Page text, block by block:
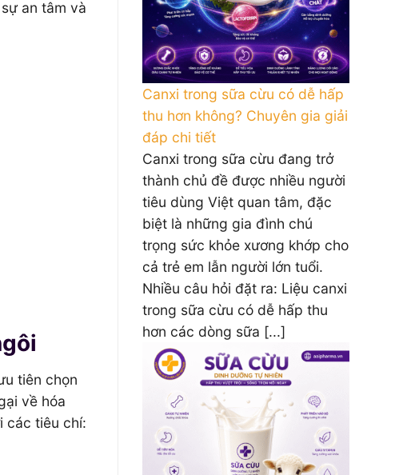
an tâm và
tiên chọn
về hóa
các tiêu chí:
Canxi trong sữa cừu có dễ hấp
thu hơn không? Chuyên gia giải
đáp chi tiết
Canxi trong sữa cừu đang trở
thành chủ đề được nhiều người
tiêu dùng Việt quan tâm, đặc
biệt là những gia đình chú
trọng sức khỏe xương khớp cho
cả trẻ em lẫn người lớn tuổi.
Nhiều câu hỏi đặt ra: Liệu canxi
trong sữa cừu có dễ hấp thu
hơn các dòng sữa [...]